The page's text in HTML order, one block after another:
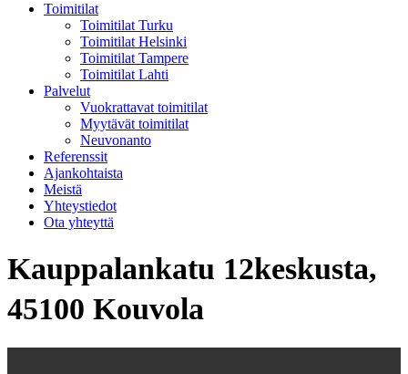
Toimitilat
Toimitilat Turku
Toimitilat Helsinki
Toimitilat Tampere
Toimitilat Lahti
Palvelut
Vuokrattavat toimitilat
Myytävät toimitilat
Neuvonanto
Referenssit
Ajankohtaista
Meistä
Yhteystiedot
Ota yhteyttä
Kauppalankatu 12keskusta,
45100 Kouvola